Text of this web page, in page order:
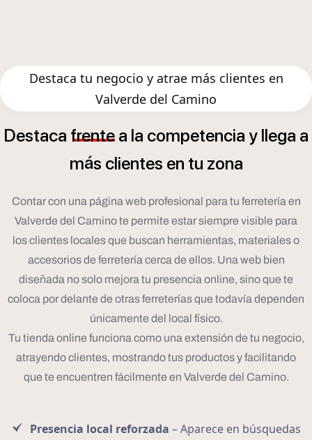
Destaca tu negocio y atrae más clientes en
Valverde del Camino
Destaca frente a la competencia y llega a
más clientes en tu zona
Contar con una página web profesional para tu ferretería en
Valverde del Camino te permite estar siempre visible para
los clientes locales que buscan herramientas, materiales o
accesorios de ferretería cerca de ellos. Una web bien
diseñada no solo mejora tu presencia online, sino que te
coloca por delante de otras ferreterías que todavía dependen
únicamente del local físico.
Tu tienda online funciona como una extensión de tu negocio,
atrayendo clientes, mostrando tus productos y facilitando
que te encuentren fácilmente en Valverde del Camino.
Presencia local reforzada – Aparece en búsquedas